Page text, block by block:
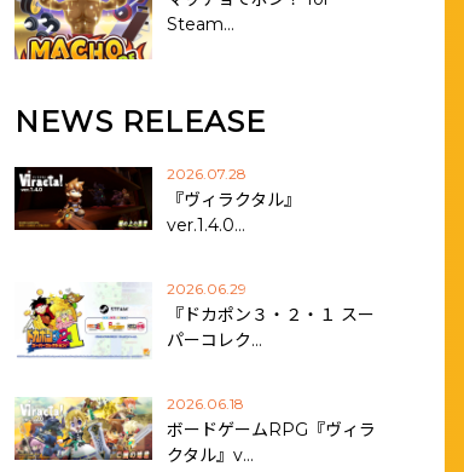
Steam…
NEWS RELEASE
2026.07.28
『ヴィラクタル』
ver.1.4.0…
2026.06.29
『ドカポン３・２・１ スー
パーコレク…
2026.06.18
ボードゲームRPG『ヴィラ
クタル』v…